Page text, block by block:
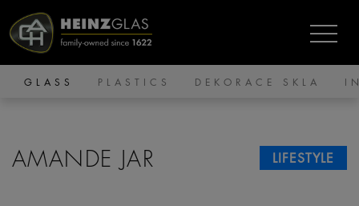
GLASS PLASTICS DEKORACE SKLA
LIFESTYLE
AMANDE JAR